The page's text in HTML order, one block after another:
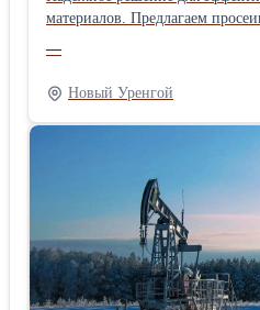
материалов. Предлагаем
час) обеспечивает быструю и
слежавшегося торфа и кусков
подходит для сортировки
с сепарацией материалов.
обслуживание и повышает
—
Новый Уренгой